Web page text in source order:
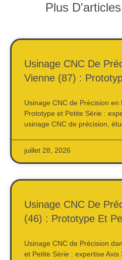
Plus
Usinage CNC De
Vienne (87) :
Usinage CNC de Précision
Prototype et Petite Série :
usinage CNC de précision,
juillet 28, 2026
Usinage CNC De
(46) : Prototype Et
Usinage CNC de Précision
et Petite Série : expertise